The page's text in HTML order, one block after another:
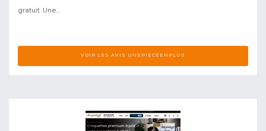
gratuit. Une...
VOIR LES AVIS UNEPIECEENPLUS